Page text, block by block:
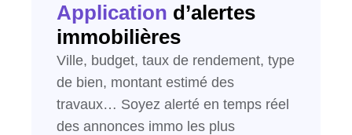
Application d’alertes
immobilières
Ville, budget, taux de rendement, type
de bien, montant estimé des
travaux… Soyez alerté en temps réel
des annonces immo les plus